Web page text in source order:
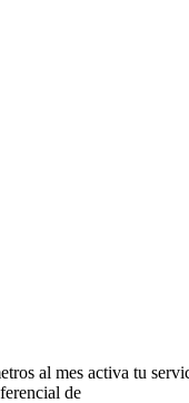
al mes activa tu
de